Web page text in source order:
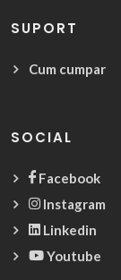
SUPORT
Cum cumpar
SOCIAL
Facebook
Instagram
Linkedin
Youtube